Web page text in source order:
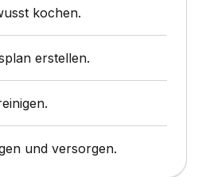
kochen.
erstellen.
und versorgen.